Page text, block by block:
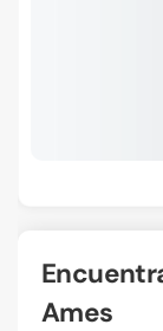
Encuentra academias de danza en
Ames